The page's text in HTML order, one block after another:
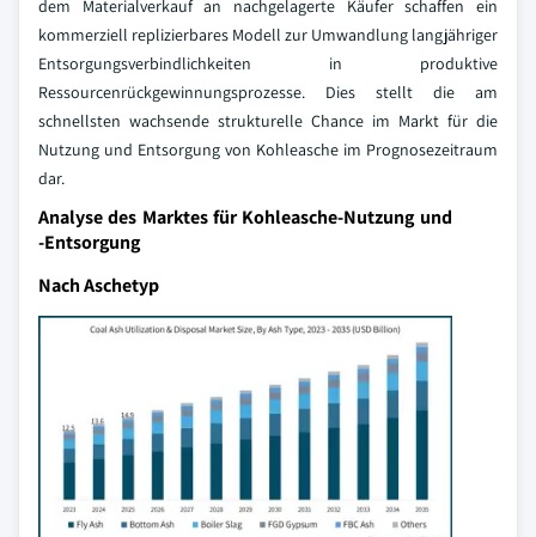
dem Materialverkauf an nachgelagerte Käufer schaffen ein
kommerziell replizierbares Modell zur Umwandlung langjähriger
Entsorgungsverbindlichkeiten in produktive
Ressourcenrückgewinnungsprozesse. Dies stellt die am
schnellsten wachsende strukturelle Chance im Markt für die
Nutzung und Entsorgung von Kohleasche im Prognosezeitraum
dar.
Analyse des Marktes für Kohleasche-Nutzung und
-Entsorgung
Nach Aschetyp